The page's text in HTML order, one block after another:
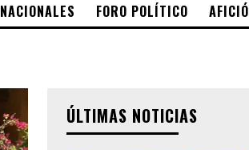
NACIONALES FORO POLÍTICO
ÚLTIMAS NOTICIAS